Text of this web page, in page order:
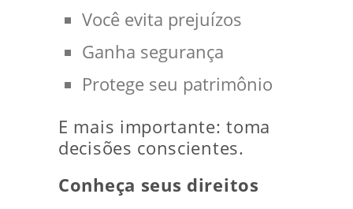
Você evita prejuízos
Ganha segurança
Protege seu patrimônio
E mais importante: toma
decisões conscientes.
Conheça seus direitos